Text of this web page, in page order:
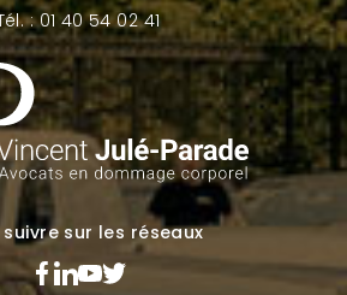
: 01 40 54 02 41
suivre sur les réseaux